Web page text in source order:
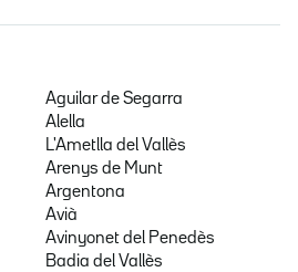
Aguilar de Segarra
Alella
L'Ametlla del Vallès
Arenys de Munt
Argentona
Avià
Avinyonet del Penedès
Badia del Vallès